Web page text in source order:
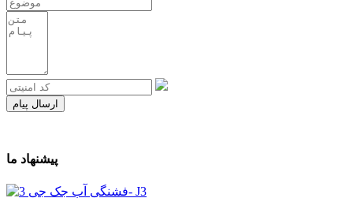
ارسال پیام
پیشنهاد ما